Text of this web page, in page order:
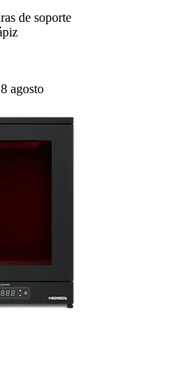
de soporte
agosto